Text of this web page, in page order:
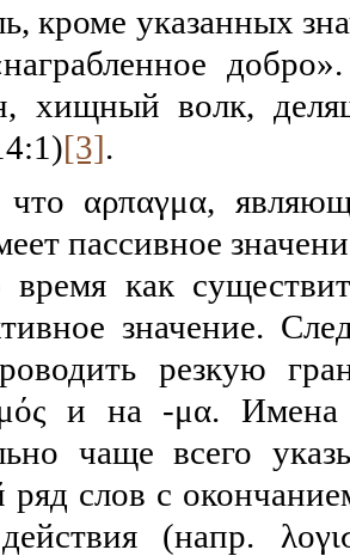
кроме указанных
хищный волк,
[3].
αρπαγμα,
пассивное
как
значение.
рез­кую
и на -μα. Име­на
чаще всего
ряд слов с
действия (напр.